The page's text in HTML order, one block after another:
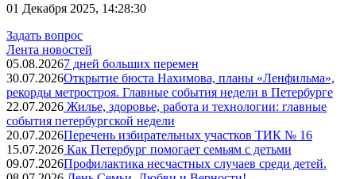
01 Декабря 2025, 14:28:30
Задать вопрос
Лента новостей
05.08.20267 дней больших перемен
30.07.2026Открытие бюста Нахимова, планы «Ленфильма»,
рекорды метростроя. Главные события недели в Петербурге
22.07.2026 Жилье, здоровье, работа и технологии: главные
события петербургской недели
20.07.2026Перечень избирательных участков ТИК № 16
15.07.2026 Как Петербург помогает семьям с детьми
09.07.2026Профилактика несчастных случаев среди детей.